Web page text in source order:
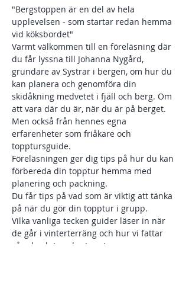
"Bergstoppen är en del av hela
upplevelsen - som startar redan hemma
vid köksbordet"
Varmt välkommen till en föreläsning där
du får lyssna till Johanna Nygård,
grundare av Systrar i bergen, om hur du
kan planera och genomföra din
skidåkning medvetet i fjäll och berg. Om
att vara där du är, när du är på berget.
Men också från hennes egna
erfarenheter som friåkare och
topptursguide.
Föreläsningen ger dig tips på hur du kan
förbereda din topptur hemma med
planering och packning.
Du får tips på vad som är viktig att tänka
på när du gör din topptur i grupp.
Vilka vanliga tecken guider läser in när
de går i vinterterräng och hur vi fattar
våra beslut under toppturer.